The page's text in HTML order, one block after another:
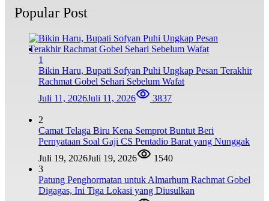
Popular Post
1
Bikin Haru, Bupati Sofyan Puhi Ungkap Pesan Terakhir
Rachmat Gobel Sehari Sebelum Wafat
Juli 11, 2026Juli 11, 2026 3837
2
Camat Telaga Biru Kena Semprot Buntut Beri
Pernyataan Soal Gaji CS Pentadio Barat yang Nunggak
Juli 19, 2026Juli 19, 2026
1540
3
Patung Penghormatan untuk Almarhum Rachmat Gobel
Digagas, Ini Tiga Lokasi yang Diusulkan